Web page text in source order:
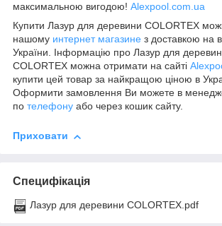
максимальною вигодою! Alexpool.com.ua
Купити Лазур для деревини COLORTEX
нашому интернет магазине з доставкою на
України. Інформацію про Лазур для
COLORTEX можна отримати на сайті
купити цей товар за найкращою ціною в
Оформити замовлення Ви можете в
по телефону або через кошик сайту.
Приховати
Специфікація
Лазур для деревини COLORTEX.pdf